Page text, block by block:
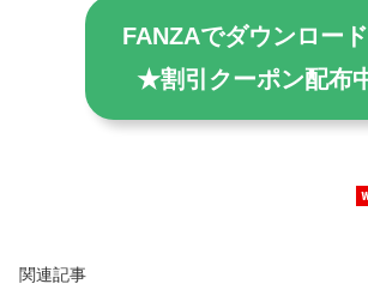
FANZAでダウンロー
★割引クーポン配布
関連記事